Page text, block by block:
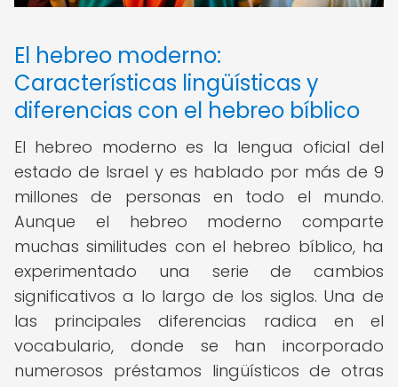
El hebreo moderno:
Características lingüísticas y
diferencias con el hebreo bíblico
El hebreo moderno es la lengua oficial del
estado de Israel y es hablado por más de 9
millones de personas en todo el mundo.
Aunque el hebreo moderno comparte
muchas similitudes con el hebreo bíblico, ha
experimentado una serie de cambios
significativos a lo largo de los siglos. Una de
las principales diferencias radica en el
vocabulario, donde se han incorporado
numerosos préstamos lingüísticos de otras